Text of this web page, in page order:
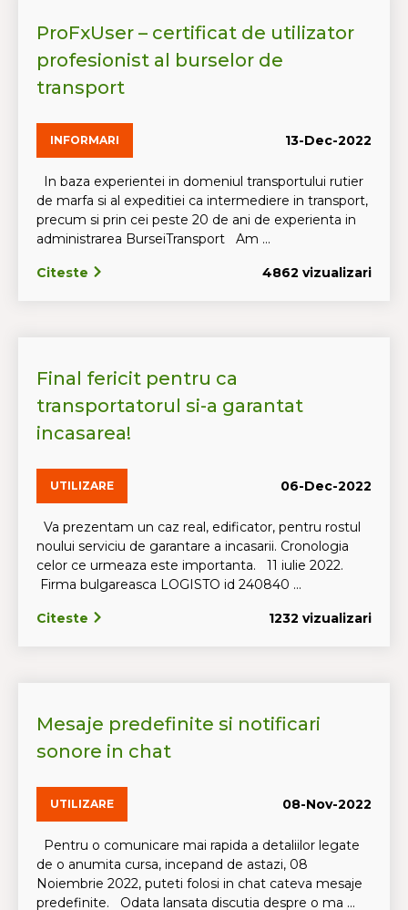
ProFxUser – certificat de utilizator
profesionist al burselor de
transport
INFORMARI 13-Dec-2022
In baza experientei in domeniul transportului rutier
de marfa si al expeditiei ca intermediere in transport,
precum si prin cei peste 20 de ani de experienta in
administrarea BurseiTransport Am ...
Citeste 4862 vizualizari
Final fericit pentru ca
transportatorul si-a garantat
incasarea!
UTILIZARE 06-Dec-2022
Va prezentam un caz real, edificator, pentru rostul
noului serviciu de garantare a incasarii. Cronologia
celor ce urmeaza este importanta. 11 iulie 2022.
Firma bulgareasca LOGISTO id 240840 ...
Citeste 1232 vizualizari
Mesaje predefinite si notificari
sonore in chat
UTILIZARE 08-Nov-2022
Pentru o comunicare mai rapida a detaliilor legate
de o anumita cursa, incepand de astazi, 08
Noiembrie 2022, puteti folosi in chat cateva mesaje
predefinite. Odata lansata discutia despre o ma ...